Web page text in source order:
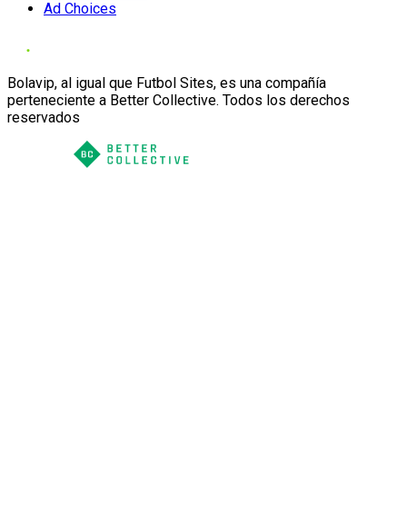
Ad Choices
Bolavip, al igual que Futbol Sites, es una compañía
perteneciente a Better Collective. Todos los derechos
reservados